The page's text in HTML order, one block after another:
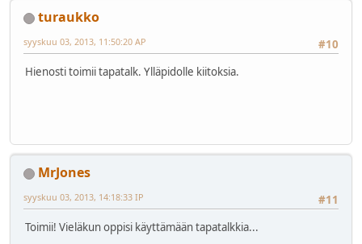
turaukko
#10
syyskuu 03, 2013, 11:50:20 AP
Hienosti toimii tapatalk. Ylläpidolle kiitoksia.
MrJones
#11
syyskuu 03, 2013, 14:18:33 IP
Toimii! Vieläkun oppisi käyttämään tapatalkkia...